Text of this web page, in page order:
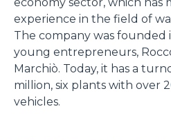
experience in the field of
The company was founded
young entrepreneurs,
Marchiò. Today, it has a
million, six plants with over
vehicles.